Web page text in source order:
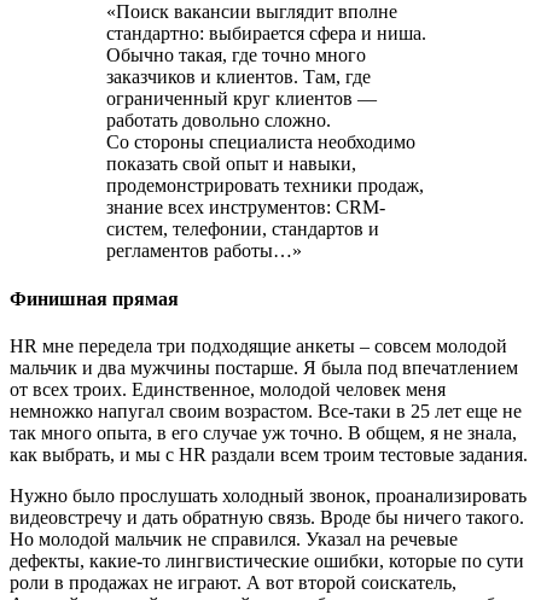
«Поиск вакансии выглядит вполне
стандартно: выбирается сфера и ниша.
Обычно такая, где точно много
заказчиков и клиентов. Там, где
ограниченный круг клиентов —
работать довольно сложно.
Со стороны специалиста необходимо
показать свой опыт и навыки,
продемонстрировать техники продаж,
знание всех инструментов: CRM-
систем, телефонии, стандартов и
регламентов работы…»
Финишная прямая
HR мне передела три подходящие анкеты – совсем молодой
мальчик и два мужчины постарше. Я была под впечатлением
от всех троих. Единственное, молодой человек меня
немножко напугал своим возрастом. Все-таки в 25 лет еще не
так много опыта, в его случае уж точно. В общем, я не знала,
как выбрать, и мы с HR раздали всем троим тестовые задания.
Нужно было прослушать холодный звонок, проанализировать
видеовстречу и дать обратную связь. Вроде бы ничего такого.
Но молодой мальчик не справился. Указал на речевые
дефекты, какие-то лингвистические ошибки, которые по сути
роли в продажах не играют. А вот второй соискатель,